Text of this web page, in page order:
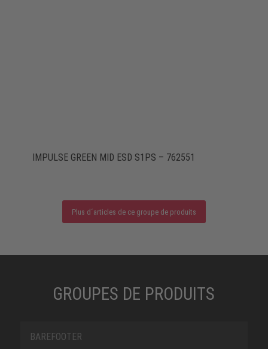
IMPULSE GREEN MID ESD S1PS – 762551
Plus d´articles de ce groupe de produits
GROUPES DE PRODUITS
BAREFOOTER